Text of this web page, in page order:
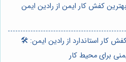
کفش کار ایمن از رادین ایمن
کار استاندارد از رادین ایمن: 🛠️
برای محیط کار